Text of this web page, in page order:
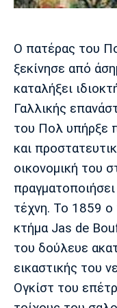
Cine Spot
Running
Παρασκήνιο
Ιωνικός
Μπαρτσελόνα
Μάντσεστερ
Γιουνάιτεντ
Ο πατέρας του
ξεκίνησε από
καταλήξει
Γαλλικής
του Πολ υπήρξε
και
οικονομική του
τέχνη. Το 1859 ο
κτήμα Jas de
του δούλευε
εικαστικής του
Ογκίστ του